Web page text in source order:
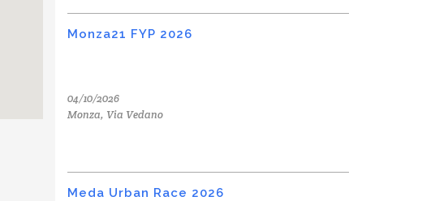
Monza21 FYP 2026
04/10/2026
Monza, Via Vedano
Meda Urban Race 2026